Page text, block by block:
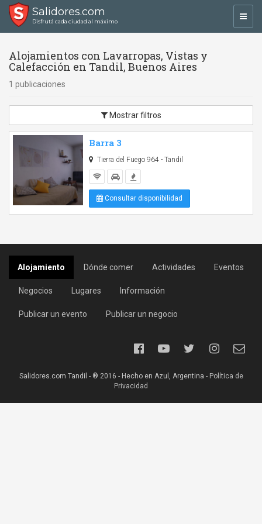
Salidores.com
Disfrutá cada ciudad al máximo
Alojamientos con Lavarropas, Vistas y
Calefacción en Tandil, Buenos Aires
1 publicaciones
Mostrar filtros
Barra 3
Tierra del Fuego 964 - Tandil
Consultar disponibilidad
Alojamiento Dónde comer Actividades Eventos
Negocios Lugares Información
Publicar un evento Publicar un negocio
Salidores.com Tandil - ® 2016 - Hecho en Azul, Argentina - Política de
Privacidad